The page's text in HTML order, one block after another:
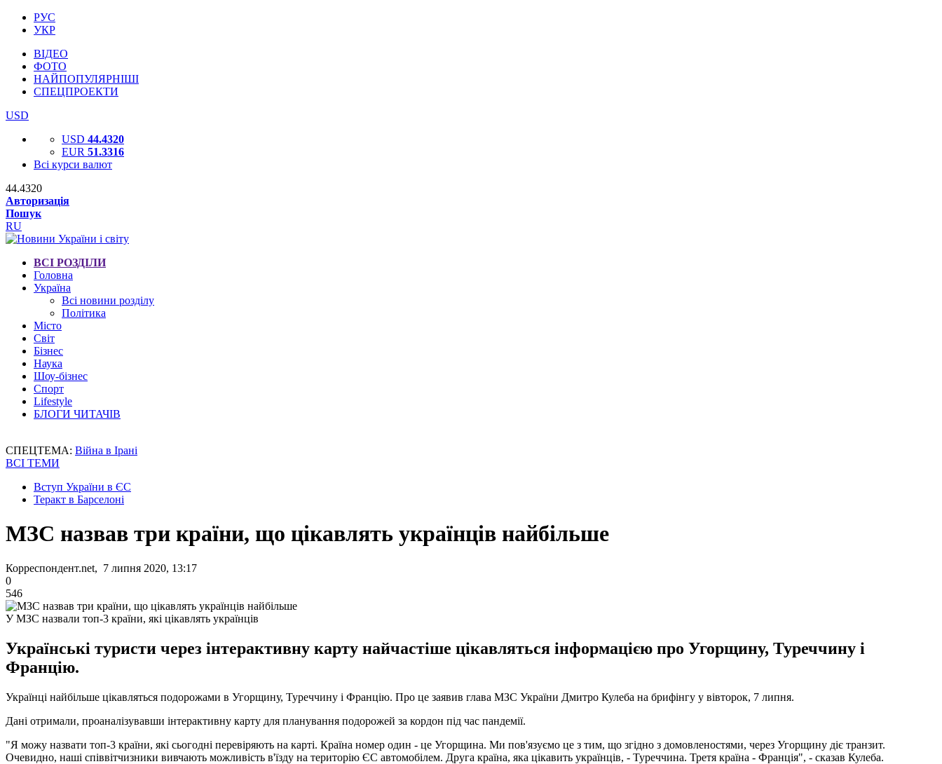
РУС
УКР
ВІДЕО
ФОТО
НАЙПОПУЛЯРНІШІ
СПЕЦПРОЕКТИ
USD
USD 44.4320
EUR 51.3316
Всі курси валют
44.4320
Авторизація
Пошук
RU
ВСІ РОЗДІЛИ
Головна
Україна
Всі новини розділу
Політика
Місто
Світ
Бізнес
Наука
Шоу-бізнес
Спорт
Lifestyle
БЛОГИ ЧИТАЧІВ
СПЕЦТЕМА: Війна в Ірані
ВСІ ТЕМИ
Вступ України в ЄС
Теракт в Барселоні
МЗС назвав три країни, що цікавлять українців найбільше
Корреспондент.net, 7 липня 2020, 13:17
0
546
У МЗС назвали топ-3 країни, які цікавлять українців
Українські туристи через інтерактивну карту найчастіше цікавляться інформацією про Угорщину, Туреччину і
Францію.
Українці найбільше цікавляться подорожами в Угорщину, Туреччину і Францію. Про це заявив глава МЗС України Дмитро Кулеба на брифінгу у вівторок, 7 липня.
Дані отримали, проаналізувавши інтерактивну карту для планування подорожей за кордон під час пандемії.
"Я можу назвати топ-3 країни, які сьогодні перевіряють на карті. Країна номер один - це Угорщина. Ми пов'язуємо це з тим, що згідно з домовленостями, через Угорщину діє транзит.
Очевидно, наші співвітчизники вивчають можливість в'їзду на територію ЄС автомобілем. Друга країна, яка цікавить українців, - Туреччина. Третя країна - Франція", - сказав Кулеба.